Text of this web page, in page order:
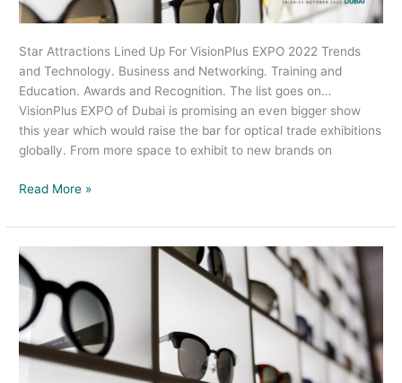
Star Attractions Lined Up For VisionPlus EXPO 2022 Trends
and Technology. Business and Networking. Training and
Education. Awards and Recognition. The list goes on…
VisionPlus EXPO of Dubai is promising an even bigger show
this year which would raise the bar for optical trade exhibitions
globally. From more space to exhibit to new brands on
Read More »
اصطفت
معالم
الجذب
السياحي
في
VisionPlus